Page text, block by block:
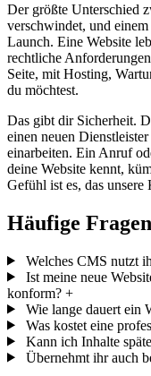
Der größte Unterschied
verschwindet, und
Launch. Eine Website
rechtliche
Seite, mit Hosting,
du möchtest.
Das gibt dir Sicherheit.
einen neuen
einarbeiten. Ein Anruf
deine Website kennt,
Gefühl ist es, das
Häufige Fragen
Welches CMS nutzt
Ist meine neue
konform? +
Wie lange dauert ein
Was kostet eine
Kann ich Inhalte
Übernehmt ihr auch